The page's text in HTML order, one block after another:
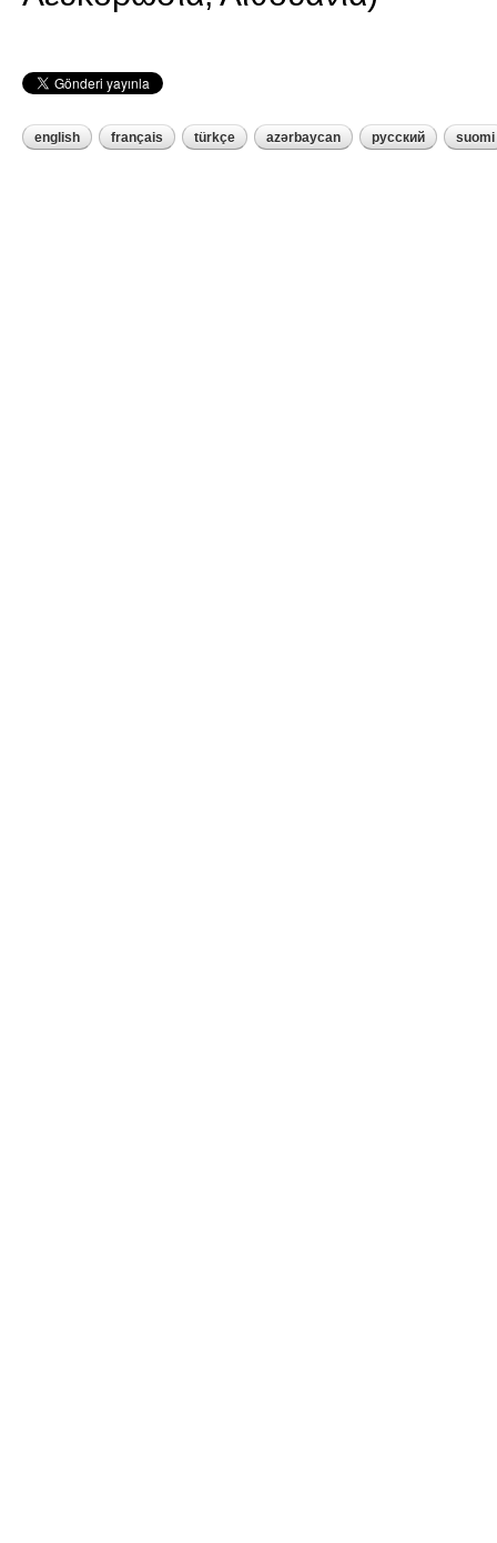
english français türkçe azərbaycan русский suomi